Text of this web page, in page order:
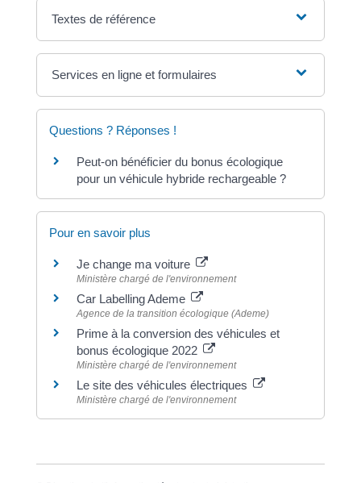
Textes de référence
Services en ligne et formulaires
Questions ? Réponses !
Peut-on bénéficier du bonus écologique
pour un véhicule hybride rechargeable ?
Pour en savoir plus
Je change ma voiture
Ministère chargé de l'environnement
Car Labelling Ademe
Agence de la transition écologique (Ademe)
Prime à la conversion des véhicules et
bonus écologique 2022
Ministère chargé de l'environnement
Le site des véhicules électriques
Ministère chargé de l'environnement